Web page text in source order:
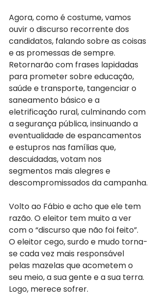
Agora, como é costume, vamos
ouvir o discurso recorrente dos
candidatos, falando sobre as coisas
e as promessas de sempre.
Retornarão com frases lapidadas
para prometer sobre educação,
saúde e transporte, tangenciar o
saneamento básico e a
eletrificação rural, culminando com
a segurança pública, insinuando a
eventualidade de espancamentos
e estupros nas famílias que,
descuidadas, votam nos
segmentos mais alegres e
descompromissados da campanha.
Volto ao Fábio e acho que ele tem
razão. O eleitor tem muito a ver
com o “discurso que não foi feito”.
O eleitor cego, surdo e mudo torna-
se cada vez mais responsável
pelas mazelas que acometem o
seu meio, a sua gente e a sua terra.
Logo, merece sofrer.